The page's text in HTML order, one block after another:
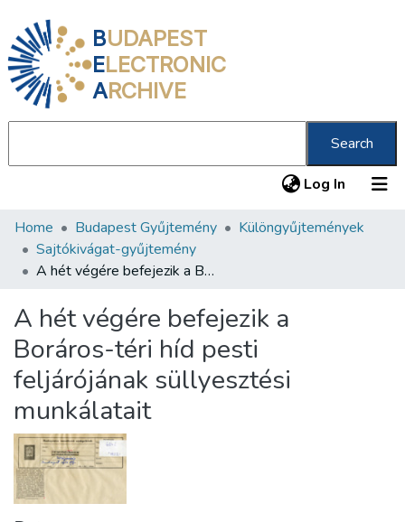
BUDAPEST
ELECTRONIC
ARCHIVE
Search
Log In (current)
Communities & Collections
All of DSpace
About us
Home Budapest Gyűjtemény
Különgyűjtemények
Sajtókivágat-gyűjtemény
A hét végére befejezik a Boráros-téri híd pesti feljárójának süllyesztési munkálatait
A hét végére befejezik a
Boráros-téri híd pesti
feljárójának süllyesztési
munkálatait